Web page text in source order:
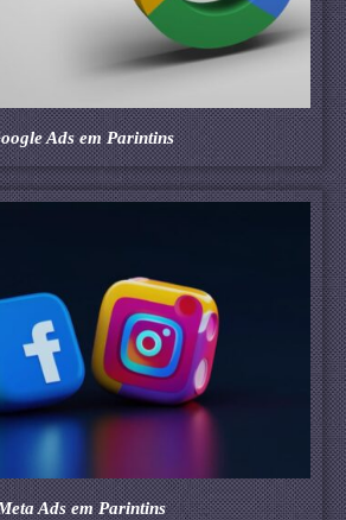
Ads em Parintins
Ads em Parintins